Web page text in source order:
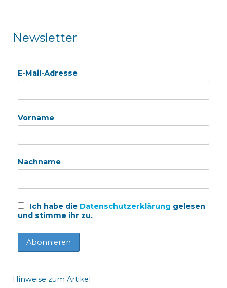
Newsletter
E-Mail-Adresse
Vorname
Nachname
Ich habe die Datenschutzerklärung gelesen
und stimme ihr zu.
Hinweise zum Artikel